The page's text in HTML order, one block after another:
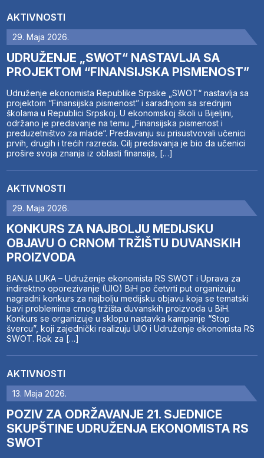
AKTIVNOSTI
29. Maja 2026.
UDRUŽENJE „SWOT“ NASTAVLJA SA
PROJEKTOM “FINANSIJSKA PISMENOST”
Udruženje ekonomista Republike Srpske „SWOT“ nastavlja sa
projektom “Finansijska pismenost” i saradnjom sa srednjim
školama u Republici Srpskoj. U ekonomskoj školi u Bijeljini,
održano je predavanje na temu „Finansijska pismenost i
preduzetništvo za mlade“. Predavanju su prisustvovali učenici
prvih, drugih i trećih razreda. Cilj predavanja je bio da učenici
prošire svoja znanja iz oblasti finansija, […]
AKTIVNOSTI
29. Maja 2026.
KONKURS ZA NAJBOLJU MEDIJSKU
OBJAVU O CRNOM TRŽIŠTU DUVANSKIH
PROIZVODA
BANJA LUKA – Udruženje ekonomista RS SWOT i Uprava za
indirektno oporezivanje (UIO) BiH po četvrti put organizuju
nagradni konkurs za najbolju medijsku objavu koja se tematski
bavi problemima crnog tržišta duvanskih proizvoda u BiH.
Konkurs se organizuje u sklopu nastavka kampanje “Stop
švercu”, koji zajednički realizuju UIO i Udruženje ekonomista RS
SWOT. Rok za […]
AKTIVNOSTI
13. Maja 2026.
POZIV ZA ODRŽAVANJE 21. SJEDNICE
SKUPŠTINE UDRUŽENJA EKONOMISTA RS
SWOT